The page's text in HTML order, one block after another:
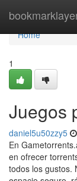
Home
Home
1
Juegos
daniel5u50zzy5
En
en ofrecer
todos los gustos.